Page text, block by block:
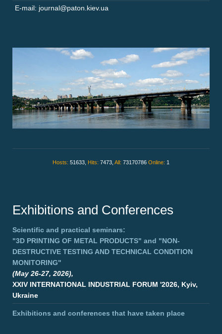
E-mail: journal@paton.kiev.ua
Hosts: 51633, Hits: 7473, All: 73170786 Online: 1
Exhibitions and Conferences
Scientific and practical seminars:
"3D PRINTING OF METAL PRODUCTS" and "NON-
DESTRUCTIVE TESTING AND TECHNICAL CONDITION
MONITORING"
(May 26-27, 2026),
XXIV INTERNATIONAL INDUSTRIAL FORUM '2026, Kyiv,
Ukraine
Exhibitions and conferences that have taken place